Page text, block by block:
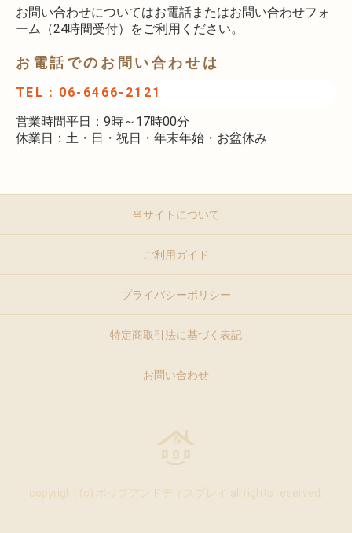
お問い合わせについてはお電話またはお問い合わせフォ
ーム（24時間受付）をご利用ください。
お電話でのお問い合わせは
TEL：06-6466-2121
営業時間平日：9時～17時00分
休業日：土・日・祝日・年末年始・お盆休み
当サイトについて
ご利用ガイド
プライバシーポリシー
特定商取引法に基づく表記
お問い合わせ
copyright (c) ポップアンドディスプレイ all rights reserved.